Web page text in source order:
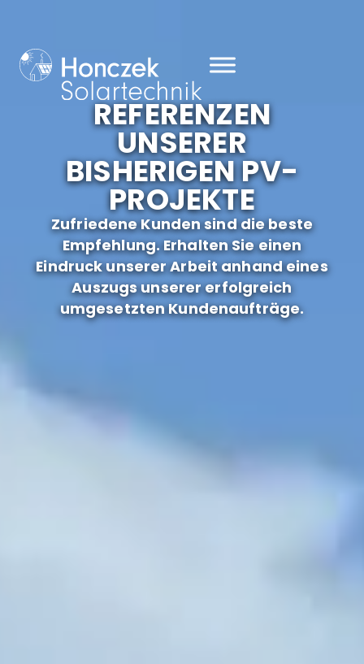
REFERENZEN
UNSERER
BISHERIGEN PV-
PROJEKTE
Zufriedene Kunden sind die beste
Empfehlung. Erhalten Sie einen
Eindruck unserer Arbeit anhand eines
Auszugs unserer erfolgreich
umgesetzten Kunden­aufträge.